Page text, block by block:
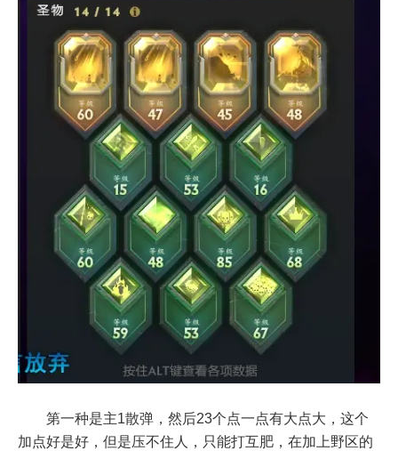
第一种是主1散弹，然后23个点一点有大点大，这个
加点好是好，但是压不住人，只能打互肥，在加上野区的